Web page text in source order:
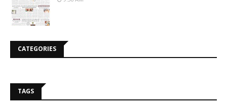
CATEGORIES
TAGS